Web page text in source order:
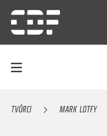
TVŮRCI MARK LOTFY